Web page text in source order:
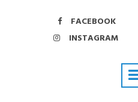
FACEBOOK
INSTAGRAM